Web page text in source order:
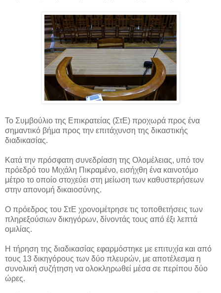
Το Συμβούλιο της Επικρατείας (ΣτΕ) προχωρά προς ένα
σημαντικό βήμα προς την επιτάχυνση της δικαστικής
διαδικασίας.
Κατά την πρόσφατη συνεδρίαση της Ολομέλειας, υπό τον
πρόεδρό του Μιχάλη Πικραμένο, εισήχθη ένα καινοτόμο
μέτρο το οποίο στοχεύει στη μείωση των καθυστερήσεων
στην απονομή δικαιοσύνης.
Ο πρόεδρος του ΣτΕ χρονομέτρησε τις τοποθετήσεις των
πληρεξούσιων δικηγόρων, δίνοντάς τους από έξι λεπτά
ομιλίας.
Η τήρηση της διαδικασίας εφαρμόστηκε με επιτυχία και από
τους 13 δικηγόρους των δύο πλευρών, με αποτέλεσμα η
συνολική συζήτηση να ολοκληρωθεί μέσα σε περίπου δύο
ώρες.